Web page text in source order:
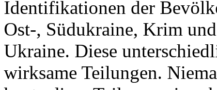
Identifikationen der
Ost-, Südukraine, Krim
Ukraine. Diese
wirksame Teilungen.